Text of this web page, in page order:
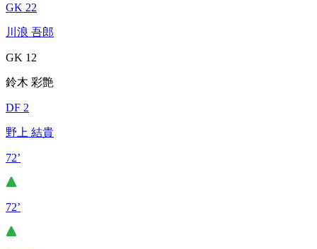
GK 22
川浪 吾郎
GK 12
鈴木 彩艶
DF 2
野上 結貴
72’
72’